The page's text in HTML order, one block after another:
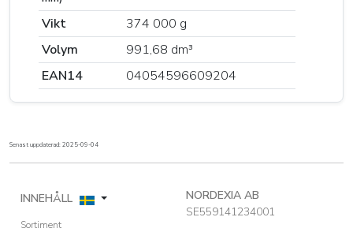
Vikt
374 000 g
Volym
991,68 dm³
EAN14
04054596609204
Senast uppdaterad: 2025-09-04
INNEHÅLL
Sortiment
NORDEXIA AB
SE559141234001